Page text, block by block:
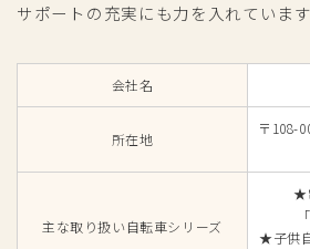
サポートの充実にも力を入れています
会社名
所在地
〒108-
主な取り扱い自転車シリーズ
★
★子供